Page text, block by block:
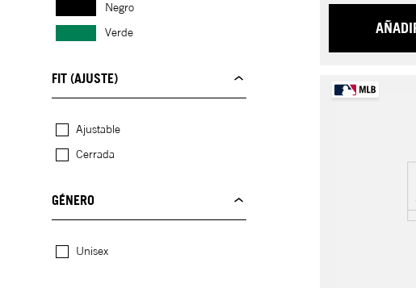
Negro
Verde
FIT (AJUSTE)
Ajustable
Cerrada
GÉNERO
Unisex